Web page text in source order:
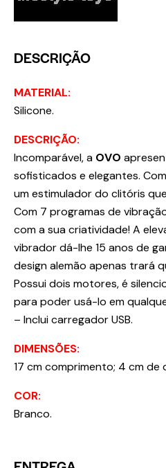
DESCRIÇÃO
MATERIAL:
Silicone.
DESCRIÇÃO:
Incomparável, a OVO
sofisticados e elegantes.
um estimulador do clitóris
Com 7 programas de
com a sua criatividade! A
vibrador dá-lhe 15 anos de
design alemão apenas trará
Possui dois motores, é
para poder usá-lo em
– Inclui carregador USB.
DIMENSÕES:
17 cm comprimento; 4 cm de
COR:
Branco.